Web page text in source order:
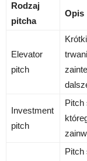
Rodzaj
pitcha
Opis
Elevator
pitch
Investment
pitch
Pitch
Pitch